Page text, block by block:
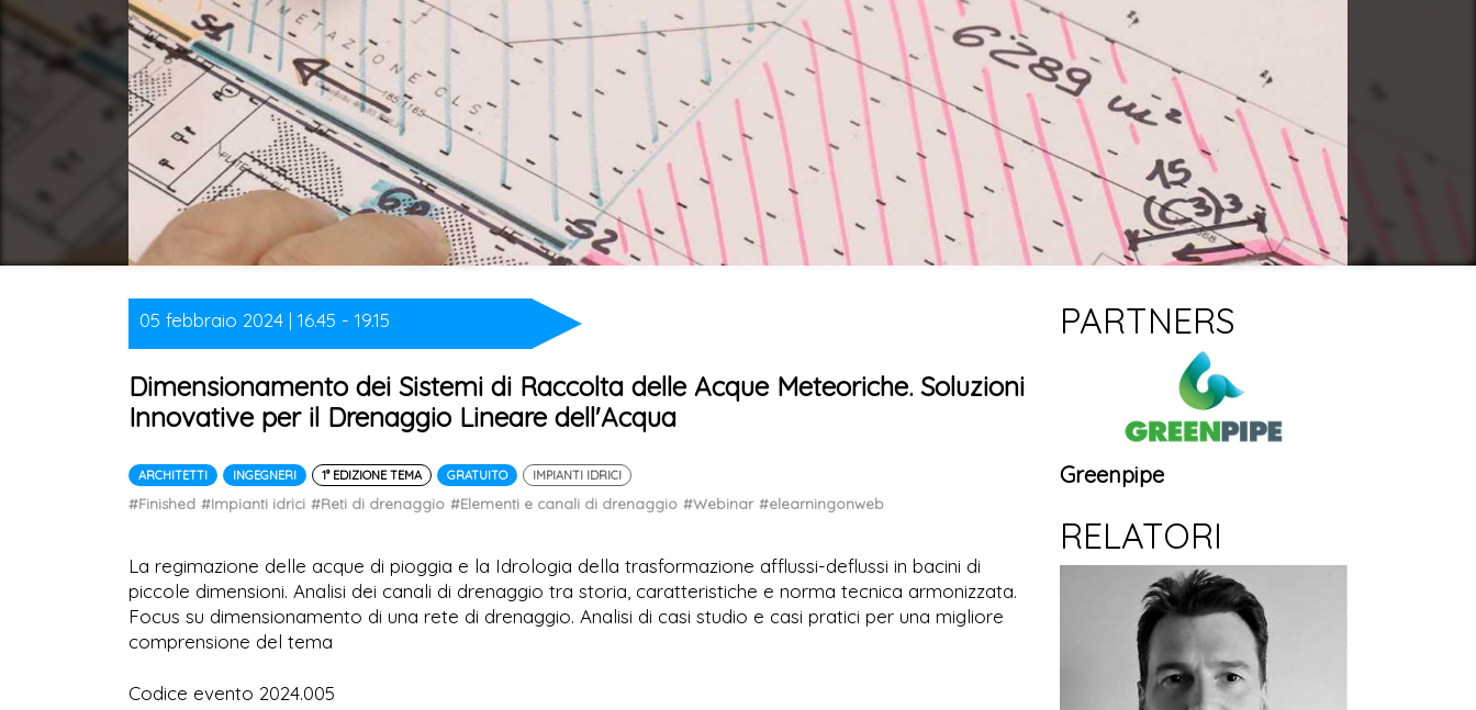
05 febbraio 2024 | 16.45 - 19.15
Dimensionamento dei Sistemi di Raccolta delle Acque Meteoriche. Soluzioni
Innovative per il Drenaggio Lineare dell'Acqua
ARCHITETTI INGEGNERI 1° EDIZIONE TEMA GRATUITO IMPIANTI IDRICI
#Finished #Impianti idrici #Reti di drenaggio #Elementi e canali di drenaggio #Webinar #elearningonweb
La regimazione delle acque di pioggia e la Idrologia della trasformazione afflussi-deflussi in bacini di
piccole dimensioni. Analisi dei canali di drenaggio tra storia, caratteristiche e norma tecnica armonizzata.
Focus su dimensionamento di una rete di drenaggio. Analisi di casi studio e casi pratici per una migliore
comprensione del tema
Codice evento 2024.005
PARTNERS
Greenpipe
RELATORI